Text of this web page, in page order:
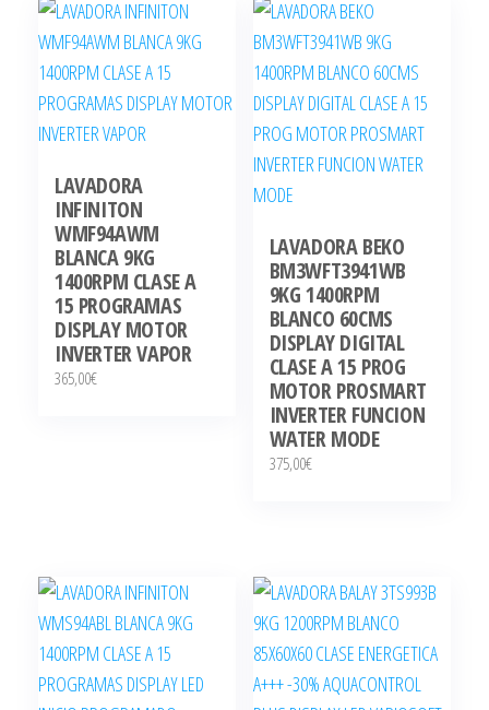
LAVADORA
INFINITON
WMF94AWM
BLANCA 9KG
1400RPM CLASE A
15 PROGRAMAS
DISPLAY MOTOR
INVERTER VAPOR
365,00€
LAVADORA BEKO
BM3WFT3941WB
9KG 1400RPM
BLANCO 60CMS
DISPLAY DIGITAL
CLASE A 15 PROG
MOTOR PROSMART
INVERTER FUNCION
WATER MODE
375,00€